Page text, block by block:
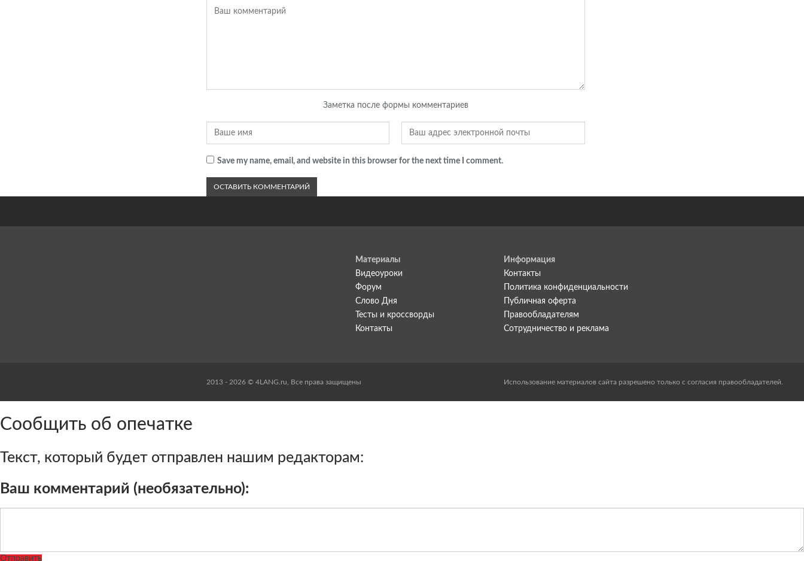
Заметка после формы комментариев
Save my name, email, and website in this browser for the next time I comment.
Материалы
Видеоуроки
Форум
Слово Дня
Тесты и кроссворды
Контакты
Информация
Контакты
Политика конфиденциальности
Публичная оферта
Правообладателям
Сотрудничество и реклама
2013 - 2026 © 4LANG.ru, Все права защищены Использование материалов сайта разрешено только с согласия правообладателей.
Сообщить об опечатке
Текст, который будет отправлен нашим редакторам:
Ваш комментарий (необязательно):
Отправить